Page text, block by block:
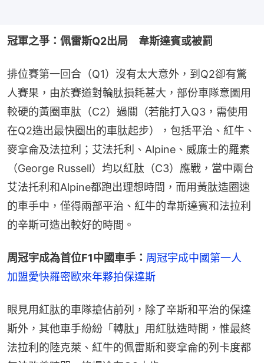
冠軍之爭：佩雷斯Q2出局　韋斯達賓或被罰
排位賽第一回合（Q1）沒有太大意外，到Q2卻有驚
人賽果，由於賽道對輪肽損耗甚大，部份車隊意圖用
較硬的黃圈車肽（C2）過關（若能打入Q3，需使用
在Q2造出最快圈出的車肽起步），包括平治、紅牛、
麥拿侖及法拉利；艾法托利、Alpine、威廉士的羅素
（George Russell）均以紅肽（C3）應戰，當中兩台
艾法托利和Alpine都跑出理想時間，而用黃肽造圈速
的車手中，僅得兩部平治、紅牛的韋斯達賓和法拉利
的辛斯可造出較好的時間。
周冠宇成為首位F1中國車手： 周冠宇成中國第一人
加盟愛快羅密歐來年夥拍保達斯
眼見用紅肽的車隊搶佔前列，除了辛斯和平治的保達
斯外，其他車手紛紛「轉肽」用紅肽造時間，惟最終
法拉利的陸克萊、紅牛的佩雷斯和麥拿侖的列卡度都